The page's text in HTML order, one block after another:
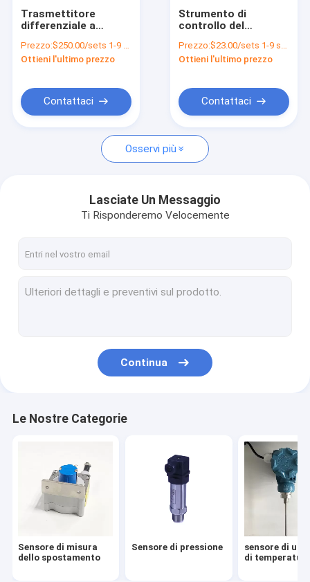
Contattaci
Richiedere un preventivo
Sensore di misura dello spostamento
sensore di umidità e di temperatura
Giroscopio in fibra ottica
Sensore di forza meccanica
Trasmettitore
differenziale a
ponte con sensore di
spostamento UNIVO
Prezzo:$250.00/sets 1-9 sets
Ottieni l'ultimo prezzo
Contattaci
Strumento di
controllo del
elevata precisione e
impostazione
Prezzo:$23.00/sets 1-9 sets
Ottieni l'ultimo prezzo
Contattaci
Osservi più
Lasciate Un Messaggio
Ti Risponderemo Velocemente
Continua
Le Nostre Categorie
Sensore di misura
dello spostamento
Sensore di pressione
sensore di
di